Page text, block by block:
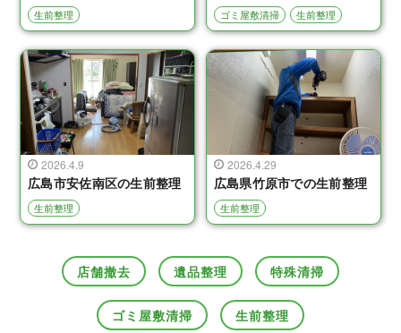
生前整理 ゴミ屋敷清掃 生前整理
2026.4.9
広島市安佐南区の生前整理
生前整理
2026.4.29
広島県竹原市での生前整理
生前整理
店舗撤去 遺品整理 特殊清掃
ゴミ屋敷清掃 生前整理